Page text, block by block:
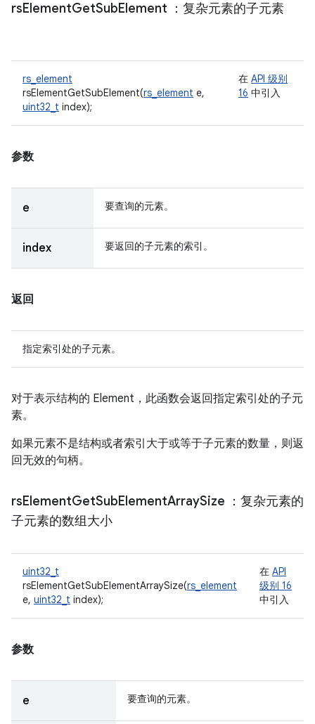
rsElementGetSubElement ：复杂元素的子元素
rs_element
rsElementGetSubElement(rs_element e,
uint32_t index);
在 API 级别
16 中引入
参数
e 要查询的元素。
index 要返回的子元素的索引。
返回
指定索引处的子元素。
对于表示结构的 Element，此函数会返回指定索引处的子元
素。
如果元素不是结构或者索引大于或等于子元素的数量，则返
回无效的句柄。
rsElementGetSubElementArraySize ：复杂元素的
子元素的数组大小
uint32_t
rsElementGetSubElementArraySize(rs_element
e, uint32_t index);
在 API
级别 16
中引入
参数
e 要查询的元素。